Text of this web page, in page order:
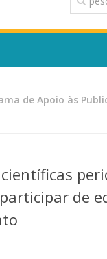
e Órgãos
e Dirigentes
de Apoio às
de